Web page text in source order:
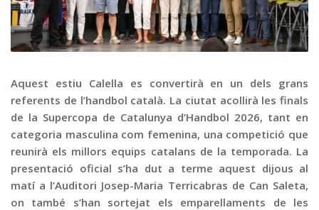
Publicitat
Contacte
Aquest estiu Calella es convertirà en un dels grans
referents de l’handbol català. La ciutat acollirà les finals
de la Supercopa de Catalunya d’Handbol 2026, tant en
categoria masculina com femenina, una competició que
reunirà els millors equips catalans de la temporada. La
presentació oficial s’ha dut a terme aquest dijous al
matí a l’Auditori Josep-Maria Terricabras de Can Saleta,
on també s’han sortejat els emparellaments de les